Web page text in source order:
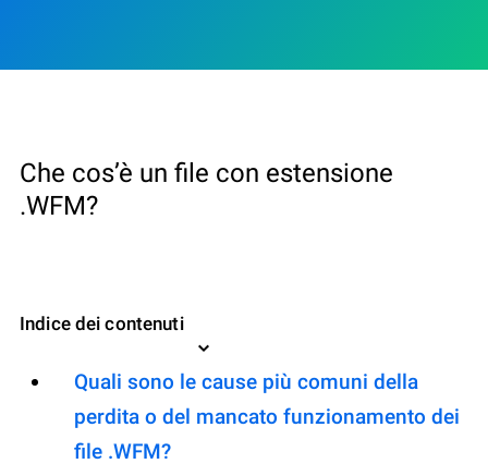
Che cos’è un file con estensione
.WFM?
Indice dei contenuti
Quali sono le cause più comuni della
perdita o del mancato funzionamento dei
file .WFM?